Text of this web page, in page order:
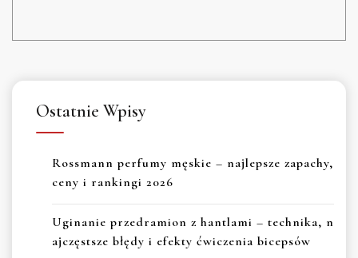
Ostatnie Wpisy
Rossmann perfumy męskie – najlepsze zapachy,
ceny i rankingi 2026
Uginanie przedramion z hantlami – technika, n
ajczęstsze błędy i efekty ćwiczenia bicepsów